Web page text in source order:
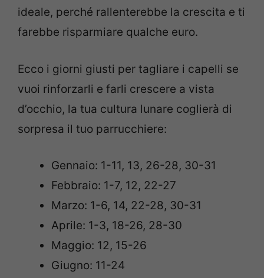
ideale, perché rallenterebbe la crescita e ti
farebbe risparmiare qualche euro.
Ecco i giorni giusti per tagliare i capelli se
vuoi rinforzarli e farli crescere a vista
d’occhio, la tua cultura lunare coglierà di
sorpresa il tuo parrucchiere:
Gennaio: 1-11, 13, 26-28, 30-31
Febbraio: 1-7, 12, 22-27
Marzo: 1-6, 14, 22-28, 30-31
Aprile: 1-3, 18-26, 28-30
Maggio: 12, 15-26
Giugno: 11-24